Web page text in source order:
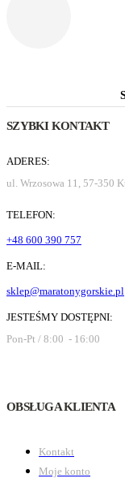
SZYBKI KONTAKT
ADERES:
ul. Wrzosowa 11, 57-350
TELEFON:
+48 600 390 757
E-MAIL:
sklep@maratonygorskie.pl
JESTEŚMY DOSTĘPNI:
Pon-Pt / 8:00 - 16:00
OBSŁUGA KLIENTA
Kontakt
Moje konto